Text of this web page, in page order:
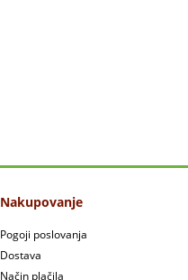
Nakupovanje
Pogoji poslovanja
Dostava
Način plačila